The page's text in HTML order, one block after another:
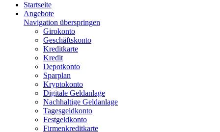
Startseite
Angebote
Navigation überspringen
Girokonto
Geschäftskonto
Kreditkarte
Kredit
Depotkonto
Sparplan
Kryptokonto
Digitale Geldanlage
Nachhaltige Geldanlage
Tagesgeldkonto
Festgeldkonto
Firmenkreditkarte